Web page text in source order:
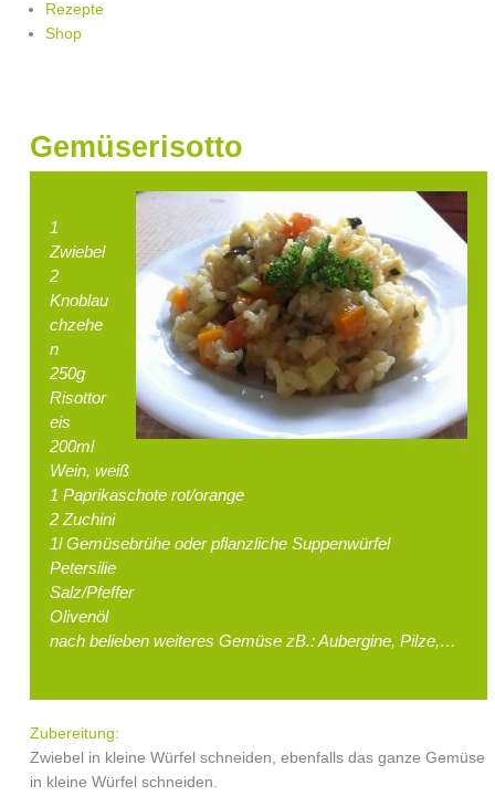
Rezepte
Shop
Gemüserisotto
1
Zwiebel
2
Knoblau
chzehe
n
250g
Risottor
eis
200ml
Wein, weiß
1 Paprikaschote rot/orange
2 Zuchini
1l Gemüsebrühe oder pflanzliche Suppenwürfel
Petersilie
Salz/Pfeffer
Olivenöl
nach belieben weiteres Gemüse zB.: Aubergine, Pilze,…
Zubereitung:
Zwiebel in kleine Würfel schneiden, ebenfalls das ganze Gemüse
in kleine Würfel schneiden.